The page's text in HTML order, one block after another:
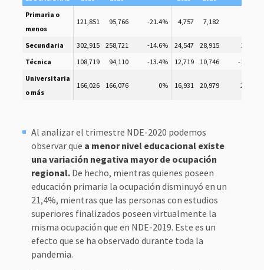
Primaria o
menos
121,851 95,766 -21.4% 4,757 7,182
Secundaria 302,915 258,721 -14.6% 24,547 28,915
17.8%
Técnica
108,719 94,110 -13.4% 12,719 10,746
-15.5%
Universitaria
o más
166,026 166,076 0% 16,931 20,979 23.9%
Al analizar el trimestre NDE-2020 podemos
observar que a menor nivel educacional existe
una variación negativa mayor de ocupación
regional.De hecho, mientras quienes poseen
educación primaria la ocupación disminuyó en un
21,4%, mientras que las personas con estudios
superiores finalizados poseen virtualmente la
misma ocupación que en NDE-2019. Este es un
efecto que se ha observado durante toda la
pandemia.